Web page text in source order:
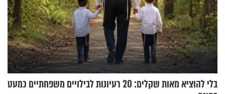
בלי להוציא מאות שקלים: 20 רעיונות לבילויים משפחתיים כמעט